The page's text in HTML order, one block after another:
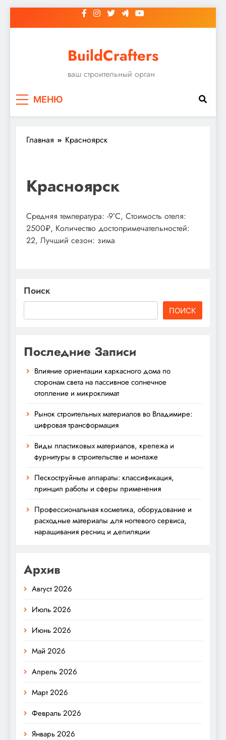
к
BuildCrafters
ваш строительный орган
МЕНЮ
Главная Красноярск
Красноярск
Средняя температура: -9°C, Стоимость отеля:
2500₽, Количество достопримечательностей:
22, Лучший сезон: зима
Поиск
ПОИСК
Последние Записи
Влияние ориентации каркасного дома по
сторонам света на пассивное солнечное
отопление и микроклимат
Рынок строительных материалов во Владимире:
цифровая трансформация
Виды пластиковых материалов, крепежа и
фурнитуры в строительстве и монтаже
Пескоструйные аппараты: классификация,
принцип работы и сферы применения
Профессиональная косметика, оборудование и
расходные материалы для ногтевого сервиса,
наращивания ресниц и депиляции
Архив
Август 2026
Июль 2026
Июнь 2026
Май 2026
Апрель 2026
Март 2026
Февраль 2026
Январь 2026